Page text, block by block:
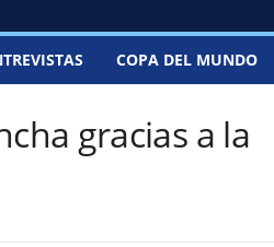
COPA DEL MUNDO
gracias a la